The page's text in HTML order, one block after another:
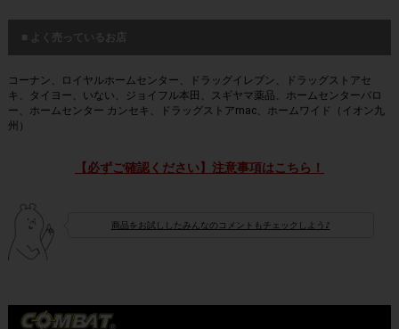
■ よく売っているお店
コーナン、ロイヤルホームセンター、ドラッグイレブン、ドラッグストアセ
キ、タイヨー、いない、ジョイフル本田、スギヤマ薬品、ホームセンターバロ
ー、ホームセンター カンセキ、ドラッグストアmac、ホームワイド（イオン九
州）
【必ずご確認ください】注意事項はこちら！
商品をお試ししたみんなのコメントもチェックしよう♪